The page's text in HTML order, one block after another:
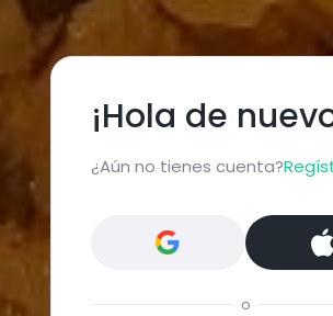
¡Hola de
¿Aún no tienes cuenta?
o